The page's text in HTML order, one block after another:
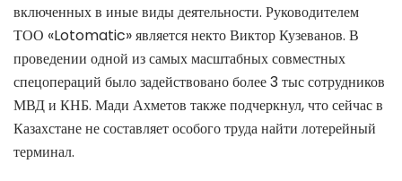
включенных в иные виды деятельности. Руководителем
ТОО «Lotomatic» является некто Виктор Кузеванов. В
проведении одной из самых масштабных совместных
спецопераций было задействовано более 3 тыс сотрудников
МВД и КНБ. Мади Ахметов также подчеркнул, что сейчас в
Казахстане не составляет особого труда найти лотерейный
терминал.